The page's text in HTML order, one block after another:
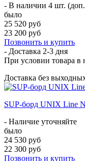
- В наличии 4 шт. (доп.
было
25 520 руб
23 200 руб
Позвонить и купить
- Доставка 2-3 дня
При условии товара в
Доставка без
SUP-борд UNIX Line
- Наличие уточняйте
было
24 530 руб
22 300 руб
Позвонить и купить